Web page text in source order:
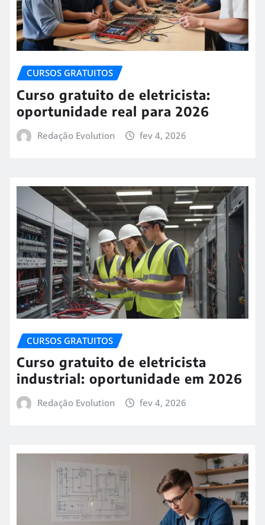
CURSOS GRATUITOS
Curso gratuito de eletricista:
oportunidade real para 2026
Redação Evolution fev 4, 2026
CURSOS GRATUITOS
Curso gratuito de eletricista
industrial: oportunidade em 2026
Redação Evolution fev 4, 2026